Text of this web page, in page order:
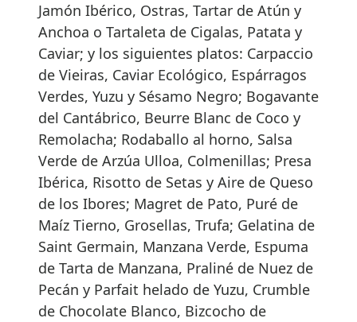
Jamón Ibérico, Ostras, Tartar de Atún y
Anchoa o Tartaleta de Cigalas, Patata y
Caviar; y los siguientes platos: Carpaccio
de Vieiras, Caviar Ecológico, Espárragos
Verdes, Yuzu y Sésamo Negro; Bogavante
del Cantábrico, Beurre Blanc de Coco y
Remolacha; Rodaballo al horno, Salsa
Verde de Arzúa Ulloa, Colmenillas; Presa
Ibérica, Risotto de Setas y Aire de Queso
de los Ibores; Magret de Pato, Puré de
Maíz Tierno, Grosellas, Trufa; Gelatina de
Saint Germain, Manzana Verde, Espuma
de Tarta de Manzana, Praliné de Nuez de
Pecán y Parfait helado de Yuzu, Crumble
de Chocolate Blanco, Bizcocho de